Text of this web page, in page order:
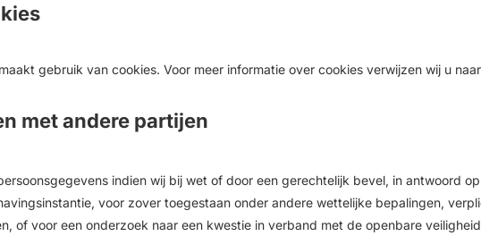
gebruik van cookies. Voor meer informatie over cookies verwijzen wij u
met andere partijen
indien wij bij wet of door een gerechtelijk bevel, in antwoord
voor zover toegestaan onder andere wettelijke bepalingen,
of voor een onderzoek naar een kwestie in verband met de openbare